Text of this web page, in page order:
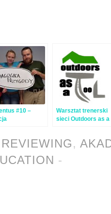
#10 –
Warsztat trenerski
sieci Outdoors as a
,
-